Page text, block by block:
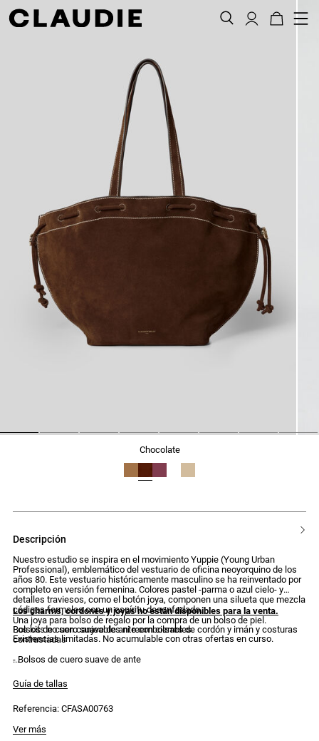
chocolate
descripción
Nuestro estudio se inspira en el movimiento Yuppie (Young Urban
Professional), emblemático del vestuario de oficina neoyorquino de los
años 80. Este vestuario históricamente masculino se ha reinventado por
completo en versión femenina. Colores pastel -parma o azul cielo- y
detalles traviesos, como el botón joya, componen una silueta que mezcla
códigos formales con un espíritu desenfadado.
Bolsos de cuero suave de ante con cierres de cordón y imán y costuras
contrastadas
- Bolsos de cuero suave de ante
- Se lleva en la mano o al hombro
- Costuras contrastadas
Los charms, cordones y joyas no están disponibles para la venta.
Una joya para bolso de regalo por la compra de un bolso de piel.
Los kits no son canjeables ni reembolsables.
Existencias limitadas. No acumulable con otras ofertas en curso.
Guía de tallas
Referencia: CFASA00763
Ver más